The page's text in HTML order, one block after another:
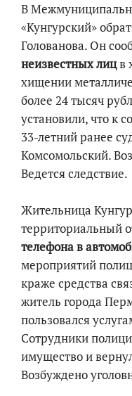
В
«Кунгурский»
Голованова. Он
неизвестных лицв
хищении
более 24 тысяч
установили, что к
33-летний ранее
Комсомольский.
Ведется следствие.
Жительница
территориальный
телефона в
мероприятий
краже средства
житель города
пользовался
Сотрудники
имущество и
Возбуждено